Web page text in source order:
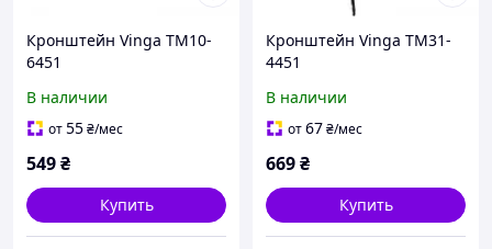
Кронштейн Vinga TM10-
6451
В наличии
от55₴/мес
549₴
Купить
Кронштейн Vinga TM31-
4451
В наличии
от67₴/мес
669₴
Купить